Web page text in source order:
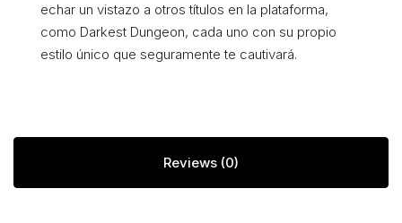
echar un vistazo a otros títulos en la plataforma,
como Darkest Dungeon, cada uno con su propio
estilo único que seguramente te cautivará.
Reviews (0)